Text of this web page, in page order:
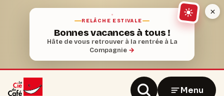
RELÂCHE ESTIVALE
Bonnes vacances à tous !
Hâte de vous retrouver à la rentrée à La
Compagnie →
Menu